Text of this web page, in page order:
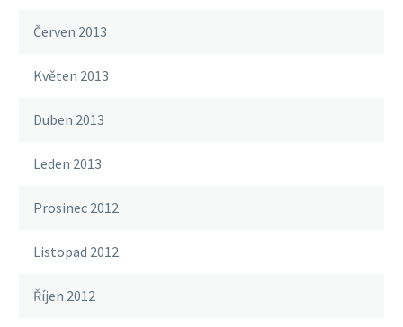
Červen 2013
Květen 2013
Duben 2013
Leden 2013
Prosinec 2012
Listopad 2012
Říjen 2012